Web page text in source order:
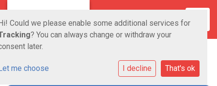
Could we please enable some additional services for
? You can always change or withdraw your
later.
me choose I decline That's ok